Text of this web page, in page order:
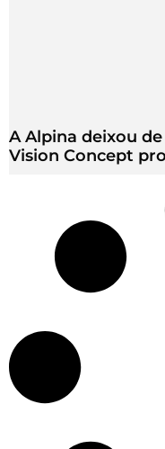
A Alpina deixou
Vision Concept